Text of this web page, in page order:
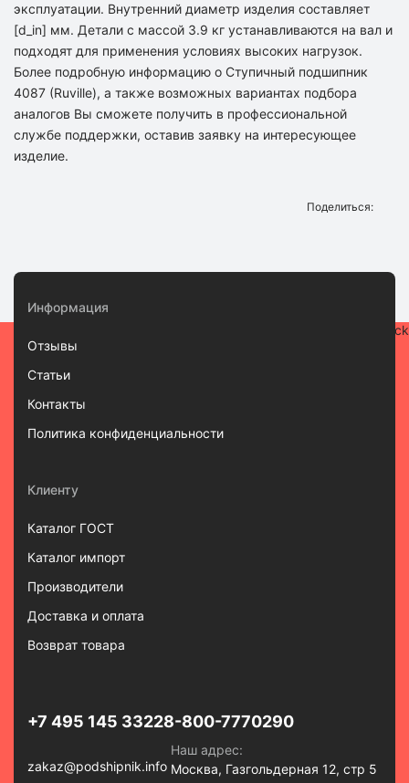
эксплуатации. Внутренний диаметр изделия составляет
[d_in] мм. Детали с массой 3.9 кг устанавливаются на вал и
подходят для применения условиях высоких нагрузок.
Более подробную информацию о Ступичный подшипник
4087 (Ruville), а также возможных вариантах подбора
аналогов Вы сможете получить в профессиональной
службе поддержки, оставив заявку на интересующее
изделие.
Поделиться:
Информация
Отзывы
Статьи
Контакты
Политика конфиденциальности
Клиенту
Каталог ГОСТ
Каталог импорт
Производители
Доставка и оплата
Возврат товара
+7 495 145 33228-800-7770290
zakaz@podshipnik.info
Наш адрес:
Москва, Газгольдерная 12, стр 5